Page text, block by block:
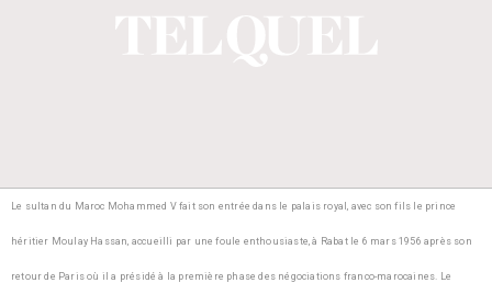
Le sultan du Maroc Mohammed V fait son entrée dans le palais royal, avec son fils le prince
héritier Moulay Hassan, accueilli par une foule enthousiaste, à Rabat le 6 mars 1956 après son
retour de Paris où il a présidé à la première phase des négociations franco-marocaines. Le